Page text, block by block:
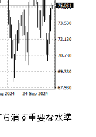
消す重要な水準